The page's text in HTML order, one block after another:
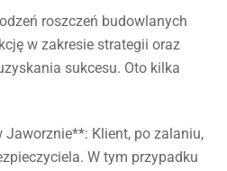
roszczeń budowlanych
w zakresie strategii oraz
sukcesu. Oto kilka
Klient, po zalaniu,
W tym przypadku